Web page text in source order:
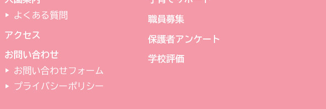
よくある質問
アクセス
お問い合わせ
お問い合わせフォーム
プライバシーポリシー
職員募集
保護者アンケート
学校評価